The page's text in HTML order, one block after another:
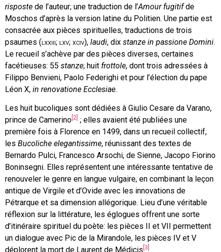
risposte de l’auteur; une traduction de l’Amour fugitifde
Moschos d’après la version latine du Politien. Une partie est
consacrée aux pièces spirituelles, traductions de trois
psaumes (lxxiii; lxv; xciv), laudi, dix stanze in passione Domini.
Le recueil s’achève par des pièces diverses, certaines
facétieuses: 55 stanze; huit frottole, dont trois adressées à
Filippo Benvieni, Paolo Federighi et pour l’élection du pape
Léon X, in renovatione Ecclesiae.
Les huit bucoliques sont dédiées à Giulio Cesare da Varano,
prince de Camerino [2] ; elles avaient été publiées une
première fois à Florence en 1499, dans un recueil collectif,
les Bucoliche elegantissime, réunissant des textes de
Bernardo Pulci, Francesco Arsochi, de Sienne, Jacopo Fiorino
Boninsegni. Elles représentent une intéressante tentative de
renouveler le genre en langue vulgaire, en combinant la leçon
antique de Virgile et d’Ovide avec les innovations de
Pétrarque et sa dimension allégorique. Lieu d’une véritable
réflexion sur la littérature, les églogues offrent une sorte
d’itinéraire spirituel du poète: les pièces II et VII permettent
un dialogue avec Pic de la Mirandole, les pièces IV et V
déplorent la mort de Laurent de Médicis [3] .